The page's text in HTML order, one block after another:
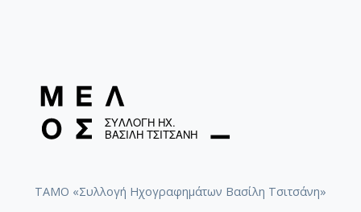
ΤΑΜΟ «Συλλογή Ηχογραφημάτων Βασίλη Τσιτσάνη»